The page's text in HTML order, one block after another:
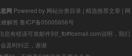
网 Powered by 网站分类目录 | 精选推荐文章 | 网
解答 鲁ICP备05005656号
息有错误可发邮件到f_fb#foxmail.com说明，我们
会及时纠正，谢谢